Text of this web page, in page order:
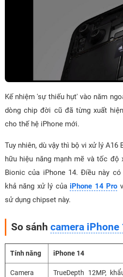
Kế nhiệm 'sự thiếu hụt' vào năm
dòng chip đời cũ đã từng xuất
cho thế hệ iPhone mới.
Tuy nhiên, dù vậy thì bộ vi xử lý A16
hữu hiệu năng mạnh mẽ và tốc độ
Bionic của iPhone 14. Điều này
khả năng xử lý của iPhone 14 Pro
sử dụng chipset này.
So sánh camera iPhone
Tính năng iPhone 14
Camera
TrueDepth 12MP,